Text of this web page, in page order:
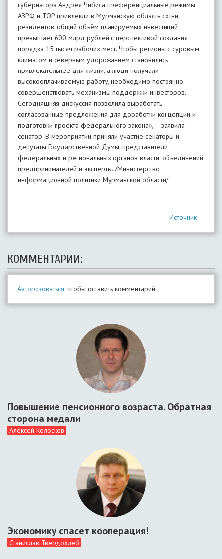
губернатора Андрея Чибиса преференциальные режимы
АЗРФ и ТОР привлекли в Мурманскую область сотни
резидентов, общий объём планируемых инвестиций
превышает 600 млрд рублей с перспективой создания
порядка 15 тысяч рабочих мест. Чтобы регионы с суровым
климатом и северным удорожанием становились
привлекательнее для жизни, а люди получали
высокооплачиваемую работу, необходимо постоянно
совершенствовать механизмы поддержки инвесторов.
Сегодняшняя дискуссия позволила выработать
согласованные предложения для доработки концепции и
подготовки проекта федерального закона», – заявила
сенатор. В мероприятии приняли участие сенаторы и
депутаты Государственной Думы, представители
федеральных и региональных органов власти, объединений
предпринимателей и эксперты. /Министерство
информационной политики Мурманской области/
Источник
КОММЕНТАРИИ:
Авторизоваться, чтобы оставить комментарий.
Повышение пенсионного возраста. Обратная
сторона медали
Алексей Колосков
Экономику спасет кооперация!
Станислав Твердохлеб